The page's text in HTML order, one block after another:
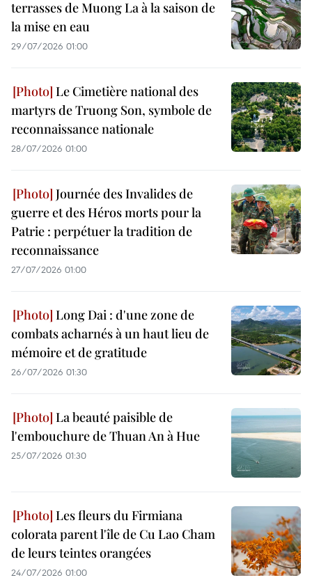
terrasses de Muong La à la saison de
la mise en eau
29/07/2026 01:00
Le Cimetière national des
martyrs de Truong Son, symbole de
reconnaissance nationale
28/07/2026 01:00
Journée des Invalides de
guerre et des Héros morts pour la
Patrie : perpétuer la tradition de
reconnaissance
27/07/2026 01:00
Long Dai : d'une zone de
combats acharnés à un haut lieu de
mémoire et de gratitude
26/07/2026 01:30
La beauté paisible de
l'embouchure de Thuan An à Hue
25/07/2026 01:30
Les fleurs du Firmiana
colorata parent l'île de Cu Lao Cham
de leurs teintes orangées
24/07/2026 01:00